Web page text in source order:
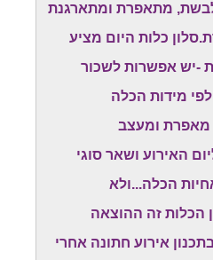
מתאפרת ומתארגנת
כלות היום מציע
-יש אפשרות לשכור
מידות הכלה
מאפרת ומעצב
האירוע ושאר סוגי
הכלה...ולא
הכלות זה ההוצאה
אירוע חתונה אחרי